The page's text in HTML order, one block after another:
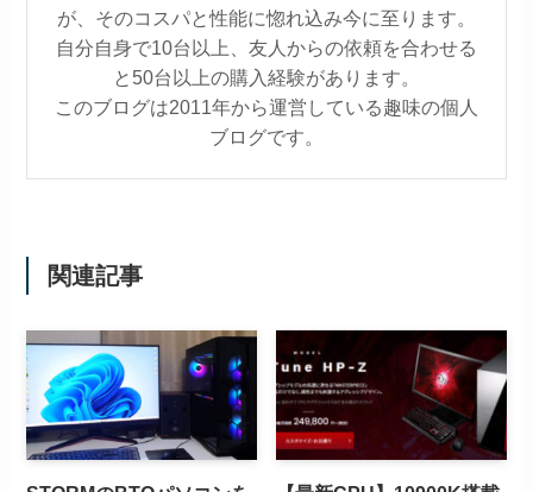
が、そのコスパと性能に惚れ込み今に至ります。
自分自身で10台以上、友人からの依頼を合わせる
と50台以上の購入経験があります。
このブログは2011年から運営している趣味の個人
ブログです。
関連記事